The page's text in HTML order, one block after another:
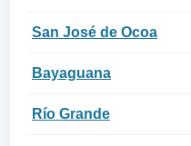
San José de Ocoa
Bayaguana
Río Grande